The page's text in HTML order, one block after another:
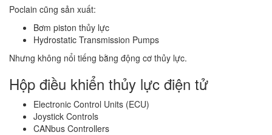
Poclain cũng sản xuất:
Bơm piston thủy lực
Hydrostatic Transmission Pumps
Nhưng không nổi tiếng bằng động cơ thủy lực.
Hộp điều khiển thủy lực điện tử
Electronic Control Units (ECU)
Joystick Controls
CANbus Controllers